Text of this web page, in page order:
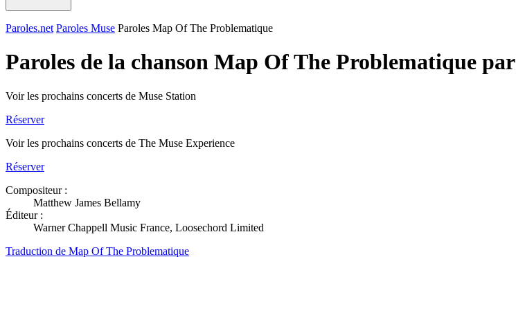
Paroles.net Paroles Muse Paroles Map Of The Problematique
Paroles de la chanson Map Of The Problematique par
Voir les prochains concerts de Muse Station
Réserver
Voir les prochains concerts de The Muse Experience
Réserver
Compositeur :
Matthew James Bellamy
Éditeur :
Warner Chappell Music France, Loosechord Limited
Traduction de Map Of The Problematique